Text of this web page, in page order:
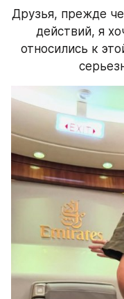
Друзья, прежде
действий, я
относились к